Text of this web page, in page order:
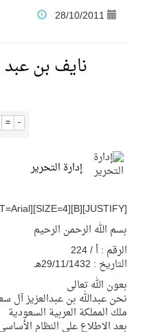
سيل الخير يروي ملاعب
28/10/2011
نايف بن عبد
= -
إدارة التحرير
[JUSTIFY][B][SIZE=4][FONT=Arial]صدر امر ملكي فيما يلي نصه :
بسم الله الرحمن الرحيم
الرقم : أ / 224
التاريخ : 29/11/1432هـ
بعون الله تعالى
نحن عبدالله بن عبدالعزيز آل
ملك المملكة العربية السعودية
بعد الاطلاع على النظام